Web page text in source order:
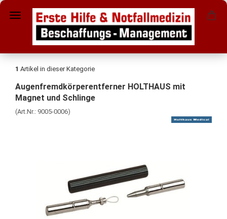
1 Artikel in dieser Kategorie
Augenfremdkörperentferner HOLTHAUS mit
Magnet und Schlinge
(Art.Nr.: 9005-0006)